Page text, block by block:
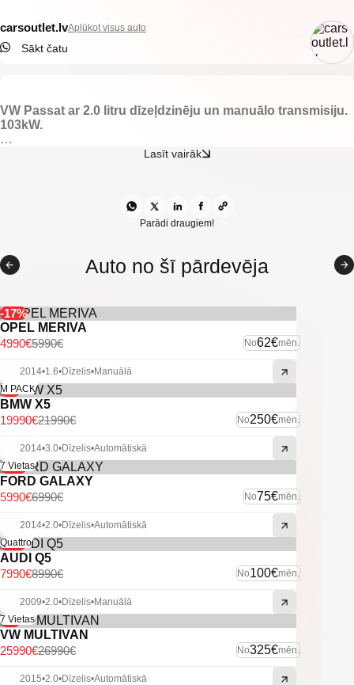
carsoutlet.lvAplūkot visus auto
Sākt čatu
VW Passat ar 2.0 litru dīzeļdzinēju un manuālo transmisiju.
103kW.
-Tumšs auduma Recaro salons.
-Klimatkontrole.
-Multifunkcionāla stūre.
-Start/Stop sistēma.
-Priekšējie parkošanās sensori.
-Aizmugurējie parkošanās sensori.
-U.C. ekstras.
Lasīt vairāk
Parādi draugiem!
Auto no šī pārdevēja
-17%
OPEL MERIVA
No62€mēn.
5990€
4990€
2014•1.6•Dīzelis•Manuālā
-9%
M PACK
BMW X5
No250€mēn.
21990€
19990€
2014•3.0•Dīzelis•Automātiskā
-14%
7 Vietas
FORD GALAXY
No75€mēn.
6990€
5990€
2014•2.0•Dīzelis•Automātiskā
-11%
Quattro
AUDI Q5
No100€mēn.
8990€
7990€
2009•2.0•Dīzelis•Manuālā
-4%
7 Vietas
VW MULTIVAN
No325€mēn.
26990€
25990€
2015•2.0•Dīzelis•Automātiskā